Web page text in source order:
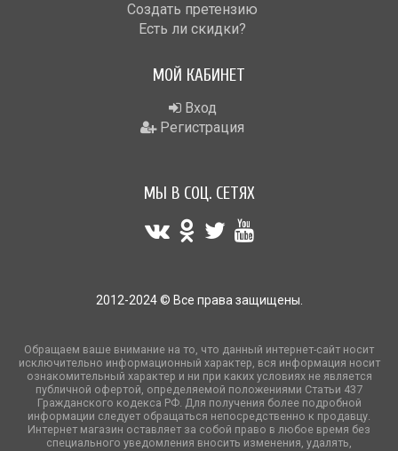
Создать претензию
Есть ли скидки?
МОЙ КАБИНЕТ
Вход
Регистрация
МЫ В СОЦ. СЕТЯХ
2012-2024 © Все права защищены.
Обращаем ваше внимание на то, что данный интернет-сайт носит
исключительно информационный характер, вся информация носит
ознакомительный характер и ни при каких условиях не является
публичной офертой, определяемой положениями Статьи 437
Гражданского кодекса РФ. Для получения более подробной
информации следует обращаться непосредственно к продавцу.
Интернет магазин оставляет за собой право в любое время без
специального уведомления вносить изменения, удалять,